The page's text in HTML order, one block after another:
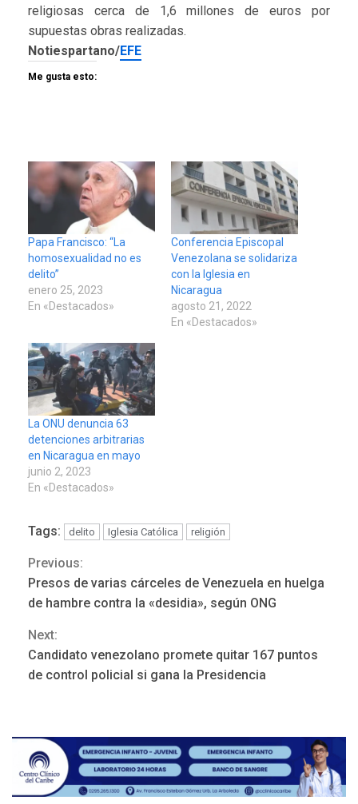
religiosas cerca de 1,6 millones de euros por
supuestas obras realizadas.
Notiespartano/EFE
Me gusta esto:
Papa Francisco: “La
homosexualidad no es
delito”
enero 25, 2023
En «Destacados»
Conferencia Episcopal
Venezolana se solidariza
con la Iglesia en
Nicaragua
agosto 21, 2022
En «Destacados»
La ONU denuncia 63
detenciones arbitrarias
en Nicaragua en mayo
junio 2, 2023
En «Destacados»
Tags: delito Iglesia Católica religión
Continue
Reading
Previous:
Presos de varias cárceles de Venezuela en huelga
de hambre contra la «desidia», según ONG
Next:
Candidato venezolano promete quitar 167 puntos
de control policial si gana la Presidencia
NACIONALES
TITULARES
ÚLTIMA HORA
POLÍTICA
TITULARES
ÚLTIMA HORA
Libertad plena para jueza